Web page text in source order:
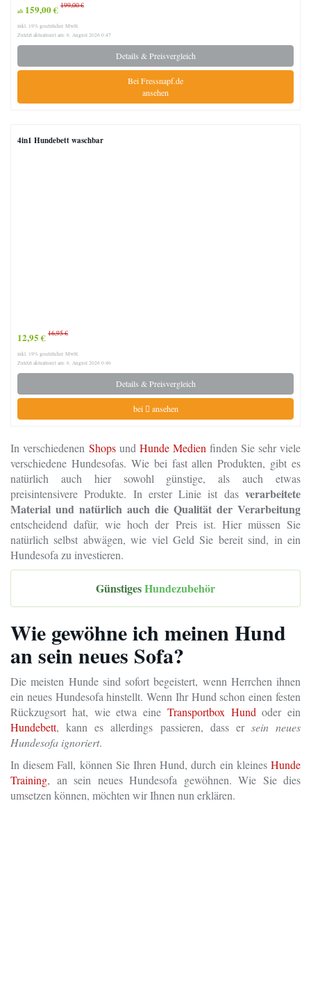
ab 159,00 € 199,00 €
inkl. 19% gesetzlicher MwSt.
Zuletzt aktualisiert am: 6. August 2026 0:47
Details & Preisvergleich
Bei Fressnapf.de
ansehen
4in1 Hundebett waschbar
12,95 € 16,95 €
inkl. 19% gesetzlicher MwSt.
Zuletzt aktualisiert am: 6. August 2026 0:46
Details & Preisvergleich
bei ansehen
In verschiedenen Shops und Hunde Medien finden Sie sehr viele
verschiedene Hundesofas. Wie bei fast allen Produkten, gibt es
natürlich auch hier sowohl günstige, als auch etwas
preisintensivere Produkte. In erster Linie ist das verarbeitete
Material und natürlich auch die Qualität der Verarbeitung
entscheidend dafür, wie hoch der Preis ist. Hier müssen Sie
natürlich selbst abwägen, wie viel Geld Sie bereit sind, in ein
Hundesofa zu investieren.
GünstigesHundezubehör
Wie gewöhne ich meinen Hund
an sein neues Sofa?
Die meisten Hunde sind sofort begeistert, wenn Herrchen ihnen
ein neues Hundesofa hinstellt. Wenn Ihr Hund schon einen festen
Rückzugsort hat, wie etwa eine Transportbox Hund oder ein
Hundebett, kann es allerdings passieren, dass er sein neues
Hundesofa ignoriert.
In diesem Fall, können Sie Ihren Hund, durch ein kleines Hunde
Training, an sein neues Hundesofa gewöhnen. Wie Sie dies
umsetzen können, möchten wir Ihnen nun erklären.